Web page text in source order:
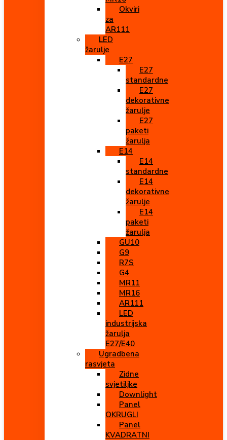
Okviri
za
AR111
LED
žarulje
E27
E27
standardne
E27
dekorativne
žarulje
E27
paketi
žarulja
E14
E14
standardne
E14
dekorativne
žarulje
E14
paketi
žarulja
GU10
G9
R7S
G4
MR11
MR16
AR111
LED
industrijska
žarulja
E27/E40
Ugradbena
rasvjeta
Zidne
svjetiljke
Downlight
Panel
OKRUGLI
Panel
KVADRATNI